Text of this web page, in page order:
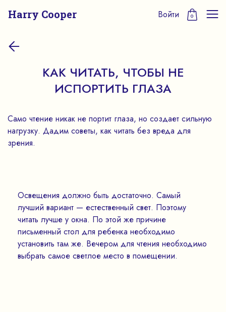
Harry Cooper Войти 0
КАК ЧИТАТЬ, ЧТОБЫ НЕ
ИСПОРТИТЬ ГЛАЗА
Само чтение никак не портит глаза, но создает сильную
нагрузку. Дадим советы, как читать без вреда для
зрения.
Освещения должно быть достаточно. Самый
лучший вариант — естественный свет. Поэтому
читать лучше у окна. По этой же причине
письменный стол для ребенка необходимо
установить там же. Вечером для чтения необходимо
выбрать самое светлое место в помещении.